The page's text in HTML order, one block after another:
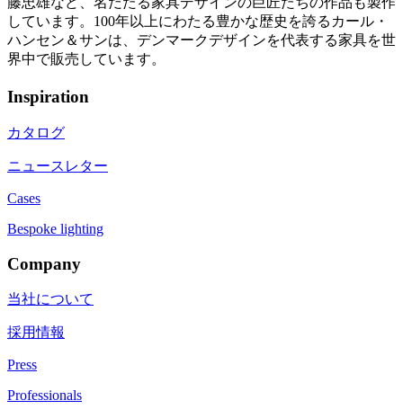
しています。100年以上にわたる豊かな歴史を誇るカール・
ハンセン＆サンは、デンマークデザインを代表する家具を世
界中で販売しています。
Inspiration
カタログ
ニュースレター
Cases
Bespoke lighting
Company
当社について
採用情報
Press
Professionals